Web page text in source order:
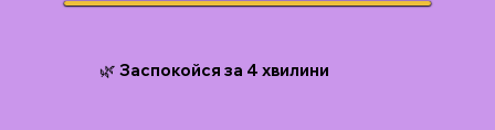
🌿 Заспокойся за 4 хвилини